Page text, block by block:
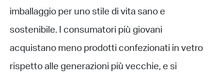
imballaggio per uno stile di vita sano e
sostenibile. I consumatori più giovani
acquistano meno prodotti confezionati in vetro
rispetto alle generazioni più vecchie, e si